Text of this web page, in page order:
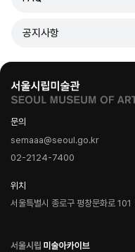
공지사항
문의
semaaa@seoul.go.kr
02-2124-7400
위치
서울특별시 종로구 평창문화로 101
로